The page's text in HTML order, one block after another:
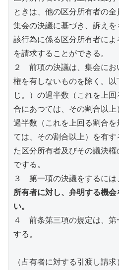
ときは、他の区分所有者の全
集会の決議に基づき、訴え
該行為に係る区分所有者に
を請求することができる。
２　前項の決議は、集会に
権を有しないものを除く。
じ。）の過半数（これを上
合にあつては、その割合以
過半数（これを上回る割合
ては、その割合以上）を有
た区分所有者及びその議決
でする。
３　第一項の決議をするには
所有者に対し、弁明する機
い。
４　前条第三項の規定は、
する。
（占有者に対する引渡し請求